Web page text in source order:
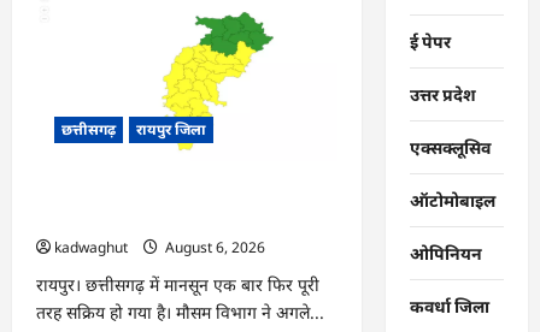
आड़
परिवार
को
किया
ब्लैकमेल,
आरोपी
…
छत्तीसगढ़ रायपुर जिला
kadwaghut
August 6, 2026
रायपुर। छत्तीसगढ़ में मानसून एक बार फिर पूरी
तरह सक्रिय हो गया है। मौसम विभाग ने अगले...
ई पेपर
उत्तर प्रदेश
एक्सक्लूसिव
ऑटोमोबाइल
ओपिनियन
कवर्धा जिला